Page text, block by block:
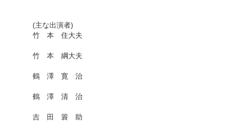
(主な出演者)
竹 本 住大夫
竹 本 綱大夫
鶴 澤 寛 治
鶴 澤 清 治
吉 田 簑 助